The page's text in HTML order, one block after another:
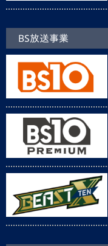
BS放送事業